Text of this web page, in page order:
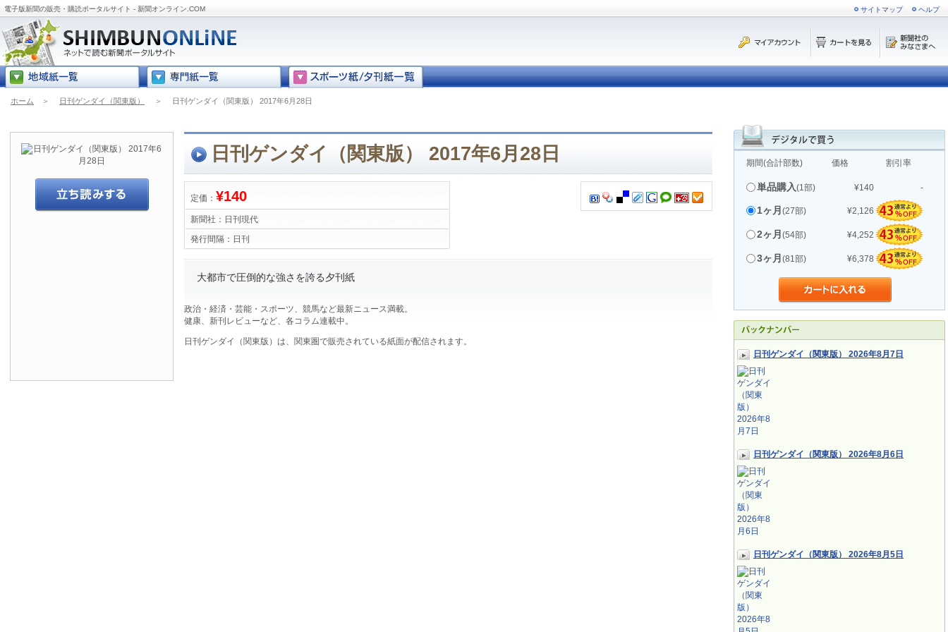
電子版新聞の販売・購読ポータルサイト - 新聞オンライン.COM サイトマップ ヘルプ
ホーム ＞ 日刊ゲンダイ（関東版） ＞ 日刊ゲンダイ（関東版） 2017年6月28日
期間(合計部数) 価格 割引率
単品購入(1部) ¥140 -
1ヶ月 (27部) ¥2,126
2ヶ月 (54部) ¥4,252
3ヶ月 (81部) ¥6,378
日刊ゲンダイ（関東版） 2026年8月7日
日刊ゲンダイ（関東版） 2026年8月6日
日刊ゲンダイ（関東版） 2026年8月5日
日刊ゲンダイ（関東版） 2017年6月28日
定価： ¥140
新聞社： 日刊現代
発行間隔： 日刊
大都市で圧倒的な強さを誇る夕刊紙
政治・経済・芸能・スポーツ、競馬など最新ニュース満載。
健康、新刊レビューなど、各コラム連載中。
日刊ゲンダイ（関東版）は、関東圏で販売されている紙面が配信されます。